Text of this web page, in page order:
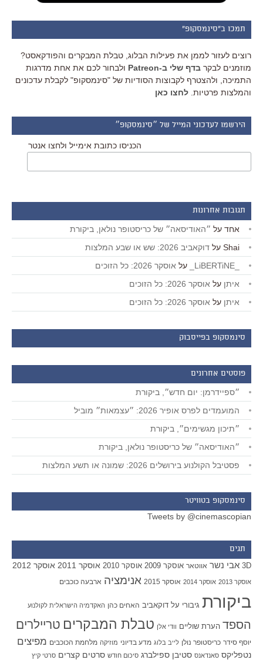
תמכו ב"סינמסקופ"
רוצים לעזור לממן את פעילות הבלוג, טבלת המבקרים והפודקאסט?
מוזמנים לבקר בדף שלי ב-Patreon
ולבחור לכם את אחת מדרגות
התמיכה, ולהצטרף לקבוצות הסודיות של "סינמסקופ" לקבלת עדכונים
והמלצות פרטיות. לחצו כאן
הירשמו לעדכוני המייל של ״סינמסקופ״
הכניסו כתובת אימייל ולחצו אנטר
תגובות אחרונות
אחד על ״האודיסאה״ של כריסטופר נולאן, ביקורת
Shai על דוקאביב 2026: שש או שבע המלצות
על אוסקר 2026: כל הזוכים
איתן על אוסקר 2026: כל הזוכים
איתן על אוסקר 2026: כל הזוכים
סינמסקופ בפייסבוק
פוסטים אחרונים
״ספיידרמן: יום חדש״, ביקורת
המועמדים לפרס אופיר 2026: ״עצמאות״ מוביל
״תיכון מגשימים״, ביקורת
״האודיסאה״ של כריסטופר נולאן, ביקורת
פסטיבל הקולנוע בירושלים 2026: שמונה או תשע המלצות
סינמסקופ בטוויטר
Tweets by @cinemascopian
תגים
3D אבי נשר אווטאר אוסקר 2009 אוסקר 2010 אוסקר 2011 אוסקר 2012
אוסקר 2013 אוסקר 2014 אוסקר 2015 אנימציה ארבעה כוכבים
ביקורת גיבורי על דוקאביב האחים כהן האקדמיה הישראלית לקולנוע
הספד הערת שוליים וודי אלן טבלת המבקרים טריילרים
יוסף סידר כריסטופר נולן לייב בלוג מדע בדיוני מוזיקה מלחמת הכוכבים מפיצים
נטפליקס סאנדאנס סטיבן ספילברג סיכום חודש סרטים קצרים סרטי קיץ